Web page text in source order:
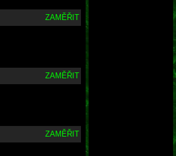
ZAMĚŘIT
ZAMĚŘIT
ZAMĚŘIT